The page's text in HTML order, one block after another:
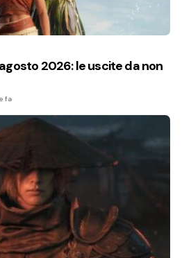
2026: le uscite da non
fa